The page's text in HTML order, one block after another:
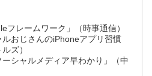
フレームワーク」（時事通信）
ルおじさんのiPhoneアプリ習慣
ズ）
シャルメディア早わかり」（中